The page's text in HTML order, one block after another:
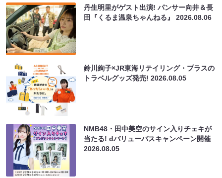
丹生明里がゲスト出演! パンサー向井＆長
田『くるま温泉ちゃんねる』2026.08.06
鈴川絢子×JR東海リテイリング・プラスの
トラベルグッズ発売!2026.08.05
NMB48・田中美空のサイン入りチェキが
当たる! dバリューパスキャンペーン開催
2026.08.05